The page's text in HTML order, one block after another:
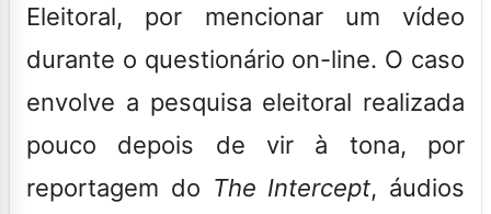
Eleitoral, por mencionar um vídeo
durante o questionário on-line. O caso
envolve a pesquisa eleitoral realizada
pouco depois de vir à tona, por
reportagem do The Intercept, áudios